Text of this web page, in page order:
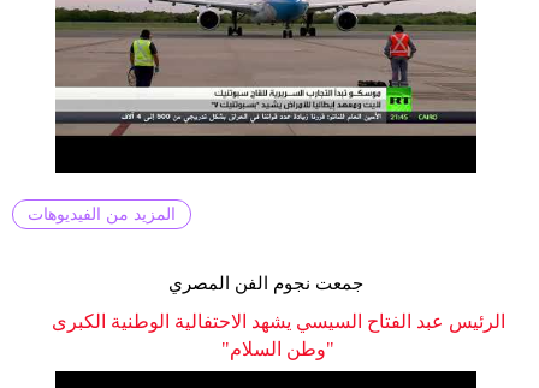
المزيد من الفيديوهات
جمعت نجوم الفن المصري
الرئيس عبد الفتاح السيسي يشهد الاحتفالية الوطنية الكبرى
"وطن السلام"